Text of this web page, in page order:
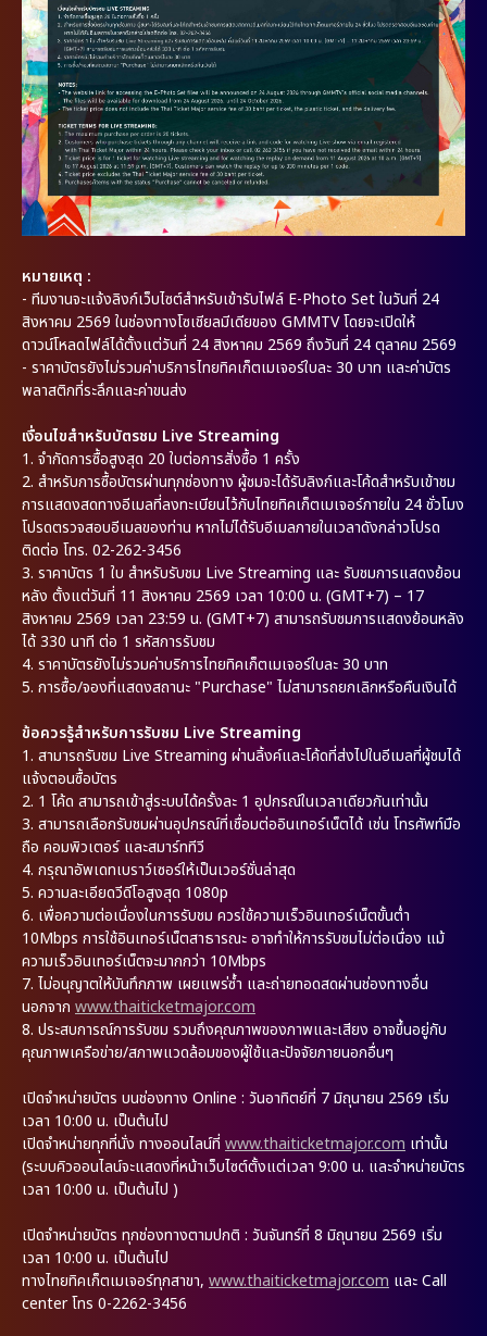
หมายเหตุ :
- ทีมงานจะแจ้งลิงก์เว็บไซต์สำหรับเข้ารับไฟล์ E-Photo Set ในวันที่ 24
สิงหาคม 2569 ในช่องทางโซเชียลมีเดียของ GMMTV โดยจะเปิดให้
ดาวน์โหลดไฟล์ได้ตั้งแต่วันที่ 24 สิงหาคม 2569 ถึงวันที่ 24 ตุลาคม 2569
- ราคาบัตรยังไม่รวมค่าบริการไทยทิคเก็ตเมเจอร์ใบละ 30 บาท และค่าบัตร
พลาสติกที่ระลึกและค่าขนส่ง
เงื่อนไขสำหรับบัตรชม Live Streaming
1. จำกัดการซื้อสูงสุด 20 ใบต่อการสั่งซื้อ 1 ครั้ง
2. สำหรับการซื้อบัตรผ่านทุกช่องทาง ผู้ชมจะได้รับลิงก์และโค้ดสำหรับเข้าชม
การแสดงสดทางอีเมลที่ลงทะเบียนไว้กับไทยทิคเก็ตเมเจอร์ภายใน 24 ชั่วโมง
โปรดตรวจสอบอีเมลของท่าน หากไม่ได้รับอีเมลภายในเวลาดังกล่าวโปรด
ติดต่อ โทร. 02-262-3456
3. ราคาบัตร 1 ใบ สำหรับรับชม Live Streaming และ รับชมการแสดงย้อน
หลัง ตั้งแต่วันที่ 11 สิงหาคม 2569 เวลา 10:00 น. (GMT+7) – 17
สิงหาคม 2569 เวลา 23:59 น. (GMT+7) สามารถรับชมการแสดงย้อนหลัง
ได้ 330 นาที ต่อ 1 รหัสการรับชม
4. ราคาบัตรยังไม่รวมค่าบริการไทยทิคเก็ตเมเจอร์ใบละ 30 บาท
5. การซื้อ/จองที่แสดงสถานะ "Purchase" ไม่สามารถยกเลิกหรือคืนเงินได้
ข้อควรรู้สำหรับการรับชม Live Streaming
1. สามารถรับชม Live Streaming ผ่านลิ้งค์และโค้ดที่ส่งไปในอีเมลที่ผู้ชมได้
แจ้งตอนซื้อบัตร
2. 1 โค้ด สามารถเข้าสู่ระบบได้ครั้งละ 1 อุปกรณ์ในเวลาเดียวกันเท่านั้น
3. สามารถเลือกรับชมผ่านอุปกรณ์ที่เชื่อมต่ออินเทอร์เน็ตได้ เช่น โทรศัพท์มือ
ถือ คอมพิวเตอร์ และสมาร์ททีวี
4. กรุณาอัพเดทเบราว์เซอร์ให้เป็นเวอร์ชั่นล่าสุด
5. ความละเอียดวีดีโอสูงสุด 1080p
6. เพื่อความต่อเนื่องในการรับชม ควรใช้ความเร็วอินเทอร์เน็ตขั้นต่ำ
10Mbps การใช้อินเทอร์เน็ตสาธารณะ อาจทำให้การรับชมไม่ต่อเนื่อง แม้
ความเร็วอินเทอร์เน็ตจะมากกว่า 10Mbps
7. ไม่อนุญาตให้บันทึกภาพ เผยแพร่ซ้ำ และถ่ายทอดสดผ่านช่องทางอื่น
นอกจาก www.thaiticketmajor.com
8. ประสบการณ์การรับชม รวมถึงคุณภาพของภาพและเสียง อาจขึ้นอยู่กับ
คุณภาพเครือข่าย/สภาพแวดล้อมของผู้ใช้และปัจจัยภายนอกอื่นๆ
เปิดจำหน่ายบัตร บนช่องทาง Online : วันอาทิตย์ที่ 7 มิถุนายน 2569 เริ่ม
เวลา 10:00 น. เป็นต้นไป
เปิดจำหน่ายทุกที่นั่ง ทางออนไลน์ที่ www.thaiticketmajor.com เท่านั้น
(ระบบคิวออนไลน์จะแสดงที่หน้าเว็บไซต์ตั้งแต่เวลา 9:00 น. และจำหน่ายบัตร
เวลา 10:00 น. เป็นต้นไป )
เปิดจำหน่ายบัตร ทุกช่องทางตามปกติ : วันจันทร์ที่ 8 มิถุนายน 2569 เริ่ม
เวลา 10:00 น. เป็นต้นไป
ทางไทยทิคเก็ตเมเจอร์ทุกสาขา, www.thaiticketmajor.com และ Call
center โทร 0-2262-3456